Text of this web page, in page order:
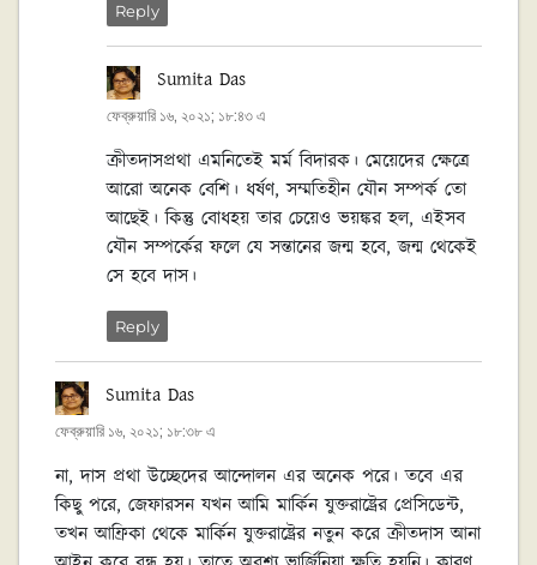
Reply
Sumita Das
ফেব্রুয়ারি ১৬, ২০২১; ১৮:৪৩ এ
ক্রীতদাসপ্রথা এমনিতেই মর্ম বিদারক। মেয়েদের ক্ষেত্রে
আরো অনেক বেশি। ধর্ষণ, সম্মতিহীন যৌন সম্পর্ক তো
আছেই। কিন্তু বোধহয় তার চেয়েও ভয়ঙ্কর হল, এইসব
যৌন সম্পর্কের ফলে যে সন্তানের জন্ম হবে, জন্ম থেকেই
সে হবে দাস।
Reply
Sumita Das
ফেব্রুয়ারি ১৬, ২০২১; ১৮:৩৮ এ
না, দাস প্রথা উচ্ছেদের আন্দোলন এর অনেক পরে। তবে এর
কিছু পরে, জেফারসন যখন আমি মার্কিন যুক্তরাষ্ট্রের প্রেসিডেন্ট,
তখন আফ্রিকা থেকে মার্কিন যুক্তরাষ্ট্রের নতুন করে ক্রীতদাস আনা